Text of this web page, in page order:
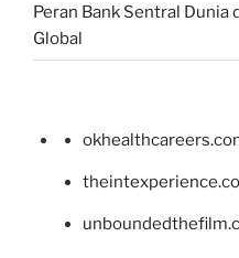
Peran Bank Sentral Dunia
Global